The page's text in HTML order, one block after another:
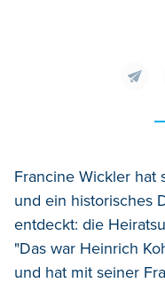
Francine Wickler hat
und ein historisches
entdeckt: die
"Das war Heinrich
und hat mit seiner